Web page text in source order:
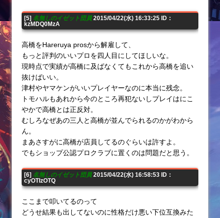
[5] 名無しのイゼット団員2015/04/22(水) 16:33:25 ID：
kzMDQ0MzA
高橋をHareruya prosから解雇して、
もっと評判のいいプロを四人目にしてほしいな。
現時点で実績が高橋に及ばなくてもこれから高橋を追い
抜けばいい。
津村やヤマケンがいいプレイヤーなのに本当に残念。
トモハルもあれから今のところ再犯ないしプレイはにこ
やかで高橋とは正反対。
むしろなぜあの三人と高橋が並んでられるのかがわから
ん。
まあさすがに高橋が店員してるのぐらいは許すよ。
でもショップ公認プロクラブに置くのは問題だと思う。
[6] 名無しのイゼット団員2015/04/22(水) 16:58:53 ID：
cyOTIzOTQ
ここまで叩いてるのって
どうせ結果も出してないのに性格だけ悪い下位互換みた